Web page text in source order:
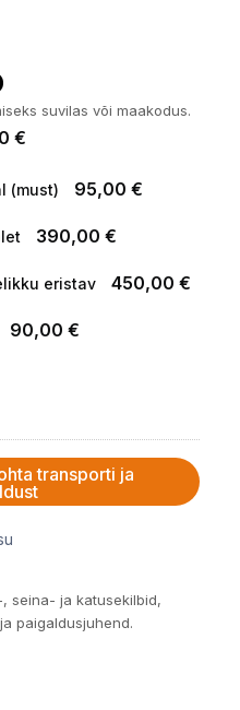
suvilas või maakodus.
€
(must) 95,00 €
390,00 €
eristav 450,00 €
90,00 €
transporti ja
seina- ja katusekilbid,
paigaldusjuhend.